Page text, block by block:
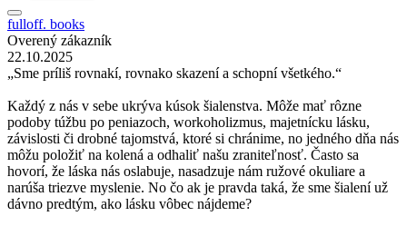
fulloff. books
Overený zákazník
22.10.2025
„Sme príliš rovnakí, rovnako skazení a schopní všetkého.“
Každý z nás v sebe ukrýva kúsok šialenstva. Môže mať rôzne
podoby túžbu po peniazoch, workoholizmus, majetnícku lásku,
závislosti či drobné tajomstvá, ktoré si chránime, no jedného dňa nás
môžu položiť na kolená a odhaliť našu zraniteľnosť. Často sa
hovorí, že láska nás oslabuje, nasadzuje nám ružové okuliare a
narúša triezve myslenie. No čo ak je pravda taká, že sme šialení už
dávno predtým, ako lásku vôbec nájdeme?